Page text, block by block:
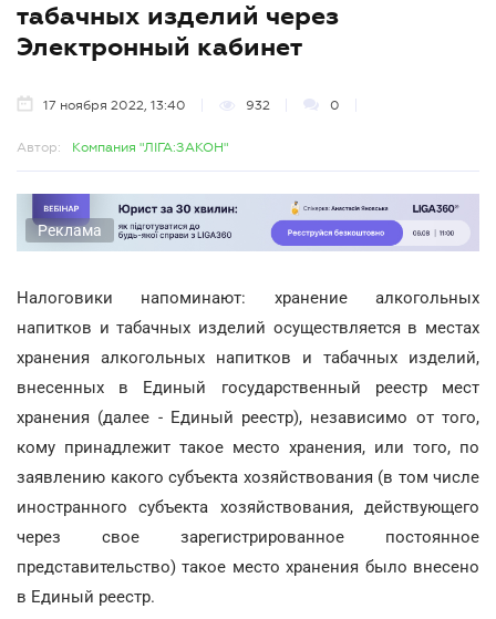
табачных изделий через
Электронный кабинет
17 ноября 2022, 13:40 932 0
Автор: Компания "ЛІГА:ЗАКОН"
Реклама
Налоговики напоминают: хранение алкогольных
напитков и табачных изделий осуществляется в местах
хранения алкогольных напитков и табачных изделий,
внесенных в Единый государственный реестр мест
хранения (далее - Единый реестр), независимо от того,
кому принадлежит такое место хранения, или того, по
заявлению какого субъекта хозяйствования (в том числе
иностранного субъекта хозяйствования, действующего
через свое зарегистрированное постоянное
представительство) такое место хранения было внесено
в Единый реестр.